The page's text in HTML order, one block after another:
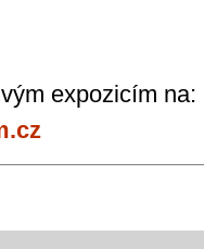
expozicím na: